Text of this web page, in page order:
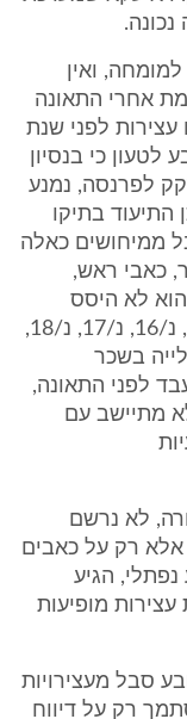
ואין
אחרי התאונה
עצירות לפני שנת
לטעון כי בנסיון
לפרנסה, נמנע
התיעוד בתיקו
ממיחושים כאלה
כאבי ראש,
הוא לא היסס
להתלונן ולדווח על כך לרופאים (נ/15, נ/16, נ/17, נ/18,
בשכר
לפני התאונה,
מתיישב עם
לא נרשם
אלא רק על כאבים
הגיע
אודות עצירות מופיעות
סבל מעצירויות
94, הודה שהסתמך רק על דיווח